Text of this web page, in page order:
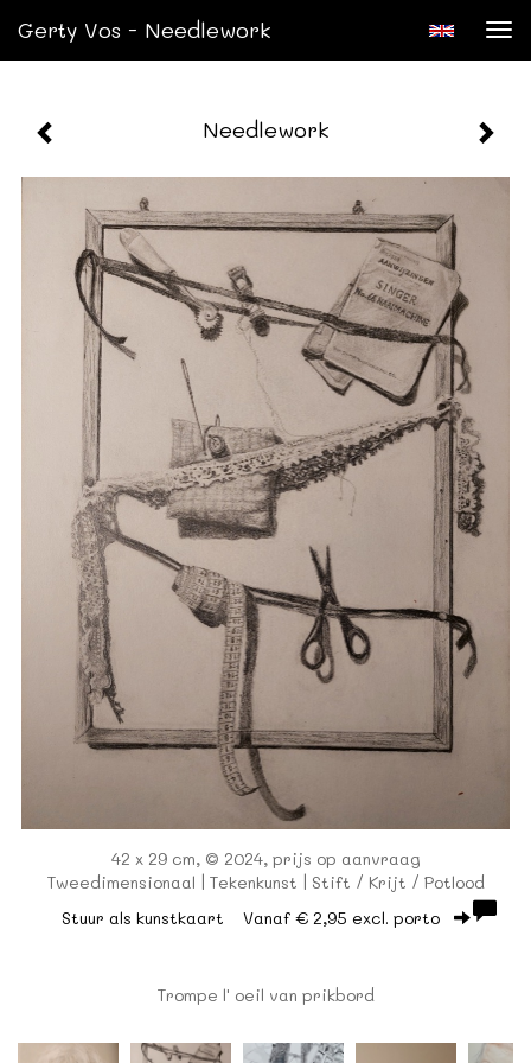
Gerty Vos - Needlework
Needlework
42 x 29 cm, © 2024, prijs op aanvraag
Tweedimensionaal | Tekenkunst | Stift / Krijt / Potlood
Stuur als kunstkaart Vanaf € 2,95 excl. porto
Trompe l' oeil van prikbord